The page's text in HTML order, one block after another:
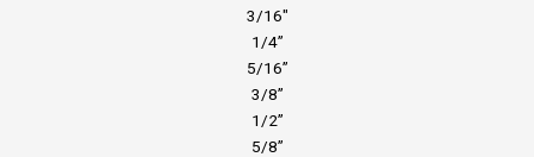
3/16″
1/4”
5/16”
3/8”
1/2”
5/8”